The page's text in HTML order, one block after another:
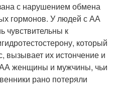
с нарушением обмена
гормонов. У людей с АА
чувствительны к
который
вызывает их истончение и
АА женщины и мужчины, чьи
рано потеряли